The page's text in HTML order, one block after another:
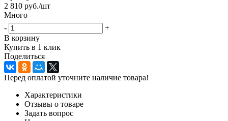
2 810 руб./шт
Много
-
+
В корзину
Купить в 1 клик
Поделиться
Перед оплатой уточните наличие товара!
Характеристики
Отзывы о товаре
Задать вопрос